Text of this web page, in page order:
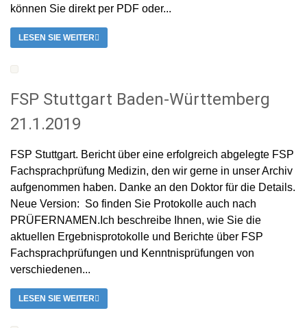
können Sie direkt per PDF oder...
LESEN SIE WEITER
FSP Stuttgart Baden-Württemberg
21.1.2019
FSP Stuttgart. Bericht über eine erfolgreich abgelegte FSP
Fachsprachprüfung Medizin, den wir gerne in unser Archiv
aufgenommen haben. Danke an den Doktor für die Details.
Neue Version: So finden Sie Protokolle auch nach
PRÜFERNAMEN.Ich beschreibe Ihnen, wie Sie die
aktuellen Ergebnisprotokolle und Berichte über FSP
Fachsprachprüfungen und Kenntnisprüfungen von
verschiedenen...
LESEN SIE WEITER